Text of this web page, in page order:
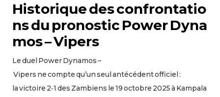
Historique des confrontatio
ns du pronostic Power Dyna
mos – Vipers
Le duel Power Dynamos –
Vipers ne compte qu’un seul antécédent officiel :
la victoire 2‑1 des Zambiens le 19 octobre 2025 à Kampala